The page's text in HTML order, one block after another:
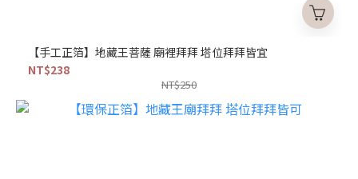
【手工正箔】地藏王菩薩 廟裡拜拜 塔位拜拜皆宜
NT$238
NT$250